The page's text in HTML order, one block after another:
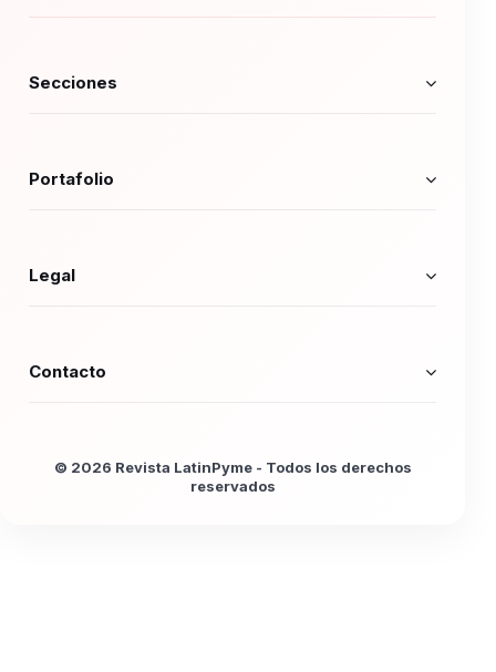
Secciones
Portafolio
Legal
Contacto
© 2026 Revista LatinPyme - Todos los derechos
reservados